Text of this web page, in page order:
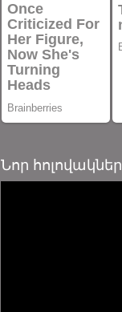
Նոր հոլովակներ